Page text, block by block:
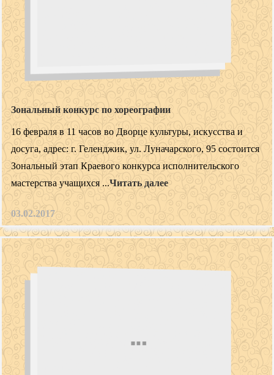
Зональный конкурс по хореографии
16 февраля в 11 часов во Дворце культуры, искусства и
досуга, адрес: г. Геленджик, ул. Луначарского, 95 состоится
Зональный этап Краевого конкурса исполнительского
мастерства учащихся ...Читать далее
03.02.2017